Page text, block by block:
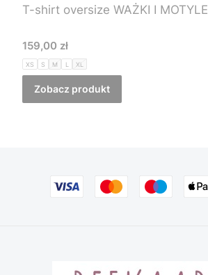
T-shirt oversize WAŻKI I MOTYLE
Cena
159,00 zł
XS S M L XL
Zobacz produkt